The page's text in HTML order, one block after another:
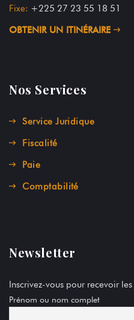
Fixe: +225 27 23 55 18 51
OBTENIR UN ITINÉRAIRE
Nos Services
Service Juridique
Fiscalité
Paie
Comptabilité
Newsletter
Inscrivez-vous pour recevoir
Prénom ou nom complet